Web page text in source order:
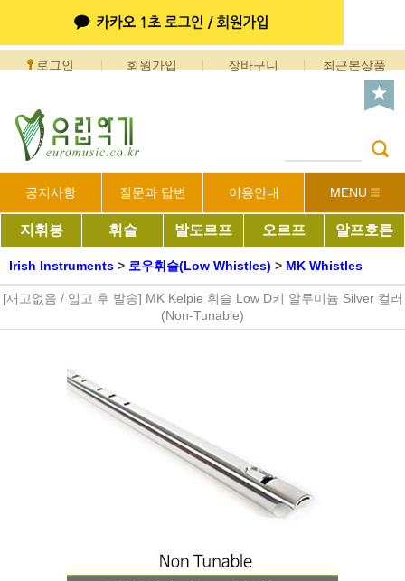
로그인 회원가입 장바구니 최근본상품
공지사항 질문과 답변 이용안내 MENU
지휘봉 휘슬 발도르프 오르프 알프호른
Irish Instruments > 로우휘슬(Low Whistles) > MK Whistles
[재고없음 / 입고 후 발송] MK Kelpie 휘슬 Low D키 알루미늄 Silver 컬러
(Non-Tunable)